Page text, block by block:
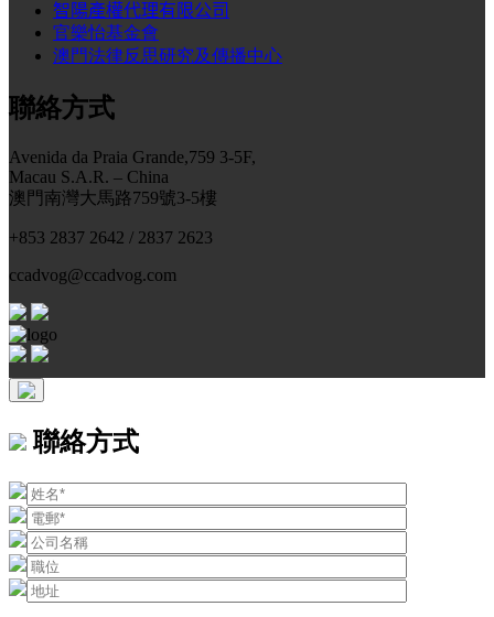
智陽產權代理有限公司
官樂怡基金會
澳門法律反思研究及傳播中心
聯絡方式
Avenida da Praia Grande,759 3-5F,
Macau S.A.R. – China
澳門南灣大馬路759號3-5樓
+853 2837 2642 / 2837 2623
ccadvog@ccadvog.com
聯絡方式